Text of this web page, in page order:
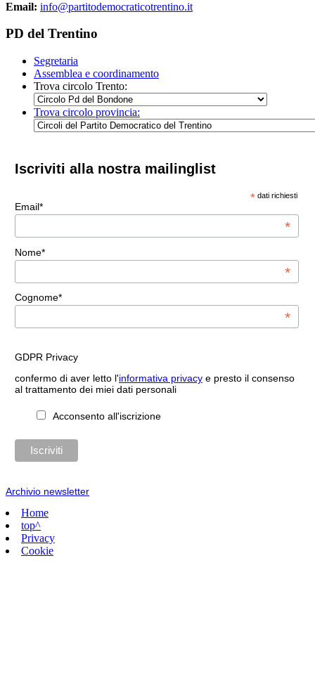
Email: info@partitodemocraticotrentino.it
PD del Trentino
Segretaria
Assemblea e coordinamento
Trova circolo Trento:
Trova circolo provincia:
Iscriviti alla nostra mailinglist
* dati richiesti
Email*
*
Nome*
*
Cognome*
*
GDPR Privacy
confermo di aver letto l'informativa privacye presto il consenso
al trattamento dei miei dati personali
Acconsento all'iscrizione
Archivio newsletter
Home
top^
Privacy
Cookie